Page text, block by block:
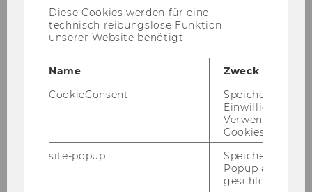
WU4YOU
Diese Cookies werden für eine
technisch reibungslose Funktion
unserer Website benötigt.
Name
Zweck
CookieConsent
Speichert Ihre
Einwilligung zur
Verwendung von
Cookies.
site-popup
Speichert ob ein
Popup
geschlossen